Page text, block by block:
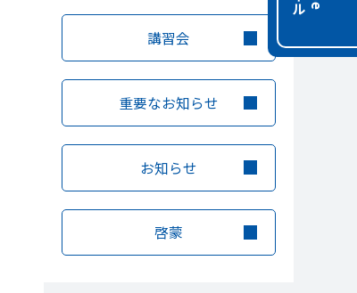
講習会
重要なお知らせ
お知らせ
啓蒙